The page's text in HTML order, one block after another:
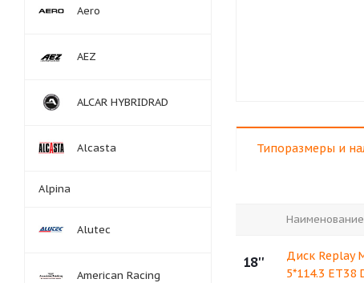
Типоразмеры и
Наименование
18''
Диск Replay
5*114.3 ET38
Aero
AEZ
ALCAR HYBRIDRAD
Alcasta
Alpina
Alutec
American Racing